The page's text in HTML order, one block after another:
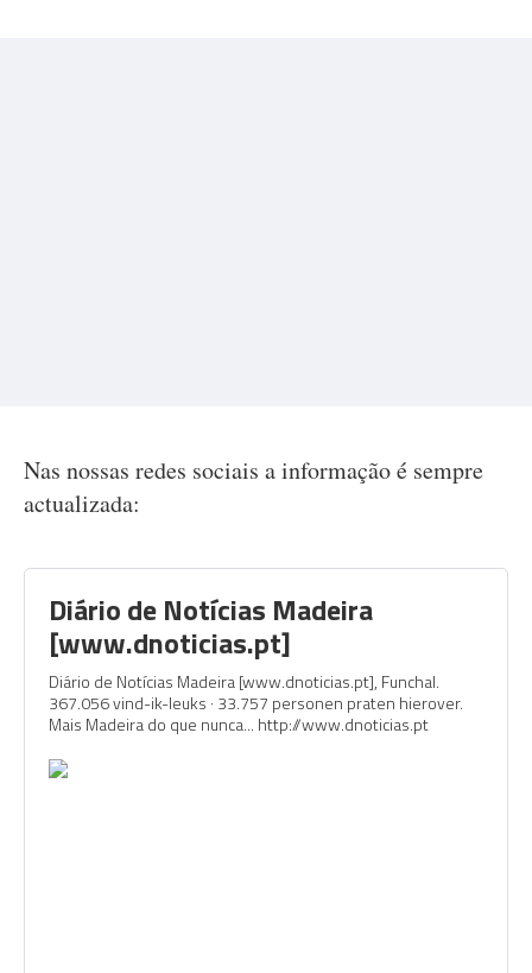
Nas nossas redes sociais a informação é sempre
actualizada:
Diário de Notícias Madeira
[www.dnoticias.pt]
Diário de Notícias Madeira [www.dnoticias.pt], Funchal.
367.056 vind-ik-leuks · 33.757 personen praten hierover.
Mais Madeira do que nunca... http://www.dnoticias.pt